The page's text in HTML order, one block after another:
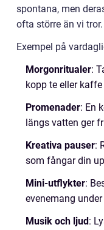
spontana, men
ofta större än vi tror.
Exempel på
Morgonritualer:
kopp te eller
Promenader: En
längs vatten ger
Kreativa pauser:
som fångar din
Mini-utflykter:
evenemang
Musik och ljud: